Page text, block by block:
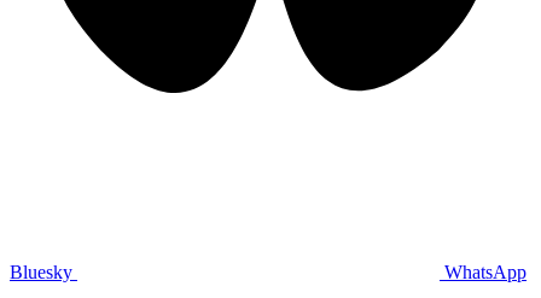
Bluesky WhatsApp